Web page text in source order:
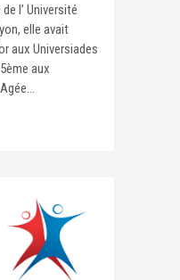
l’ Université
elle avait
aux Universiades
aux